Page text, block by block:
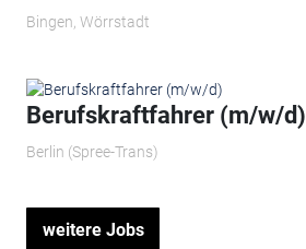
Bingen, Wörrstadt
Berufskraftfahrer (m/w/d)
Berlin (Spree-Trans)
weitere Jobs